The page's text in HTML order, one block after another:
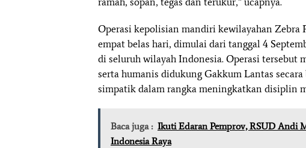
Operasi kepolisian mandiri kewilayahan Zebra
empat belas hari, dimulai dari tanggal 4
di seluruh wilayah Indonesia. Operasi tersebut
serta humanis didukung Gakkum Lantas
simpatik dalam rangka meningkatkan disiplin
Baca juga : Ikuti Edaran Pemprov, RSUD Andi
Indonesia Raya